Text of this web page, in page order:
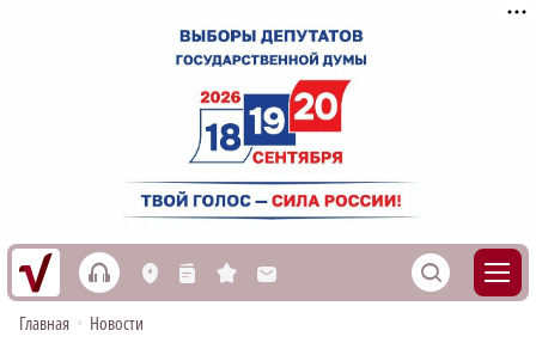
h L n s M S
Главная • Новости